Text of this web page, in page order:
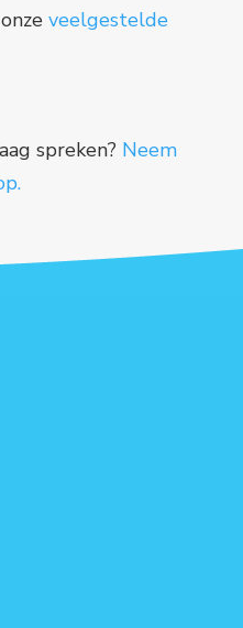
veelgestelde
spreken? Neem